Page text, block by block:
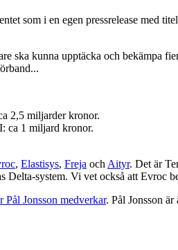
som i en egen pressrelease med
ska kunna upptäcka och bekämpa
2,5 miljarder kronor.
ca 1 miljard kronor.
, Elastisys, Freja och Aityr. Det är
system. Vi vet också att Evroc
Jonsson medverkar. Pål Jonsson